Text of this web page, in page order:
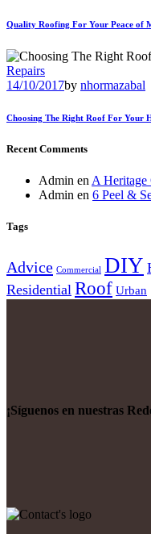
Quality Roofing For Your Peace of
Repairs
14/10/2017by nhormazabal
Choosing The Right Roof For Your
Recent Comments
Admin en A
Admin en 6 Peel &
Tags
Advice Commercial DIY
Residential Roof Urban
¡Síguenos en nuestras